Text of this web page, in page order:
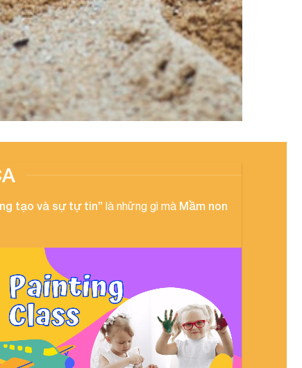
tạo và sự tự tin” là những gì mà Mầm non